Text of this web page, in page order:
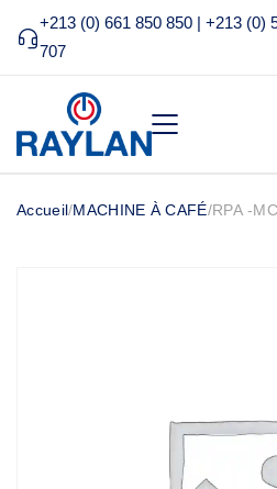
+213 (0) 661 850 850 | +213 (0)
707
Accueil/MACHINE À CAFÉ/RPA -